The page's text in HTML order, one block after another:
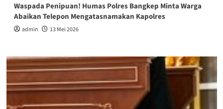
Waspada Penipuan! Humas Polres Bangkep Minta Warga
Abaikan Telepon Mengatasnamakan Kapolres
admin 13 Mei 2026